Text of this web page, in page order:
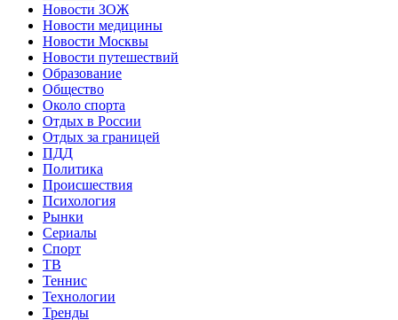
Новости ЗОЖ
Новости медицины
Новости Москвы
Новости путешествий
Образование
Общество
Около спорта
Отдых в России
Отдых за границей
ПДД
Политика
Происшествия
Психология
Рынки
Сериалы
Спорт
ТВ
Теннис
Технологии
Тренды